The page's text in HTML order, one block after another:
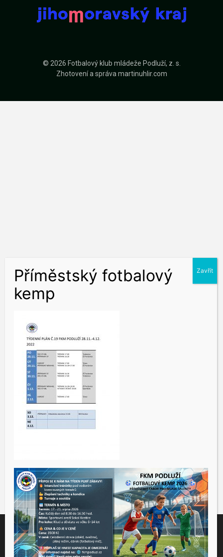
© 2026 Fotbalový klub mládeže Podluží, z. s.
Zhotovení a správamartinuhlir.com
Tento web využívá soubory cookies ke správné funkčnosti a
analýze návštěvnosti. Souhlas k používání těchto dat nám
udělíte kliknutím na tlačítko "Přijmout".
Souhlas můžete odmítnoutzde